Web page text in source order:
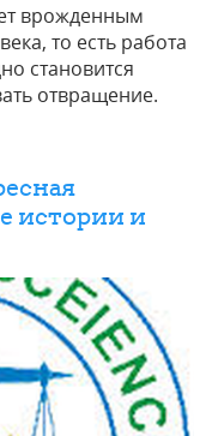
врожденным
то есть работа
становится
отвращение.
истории и